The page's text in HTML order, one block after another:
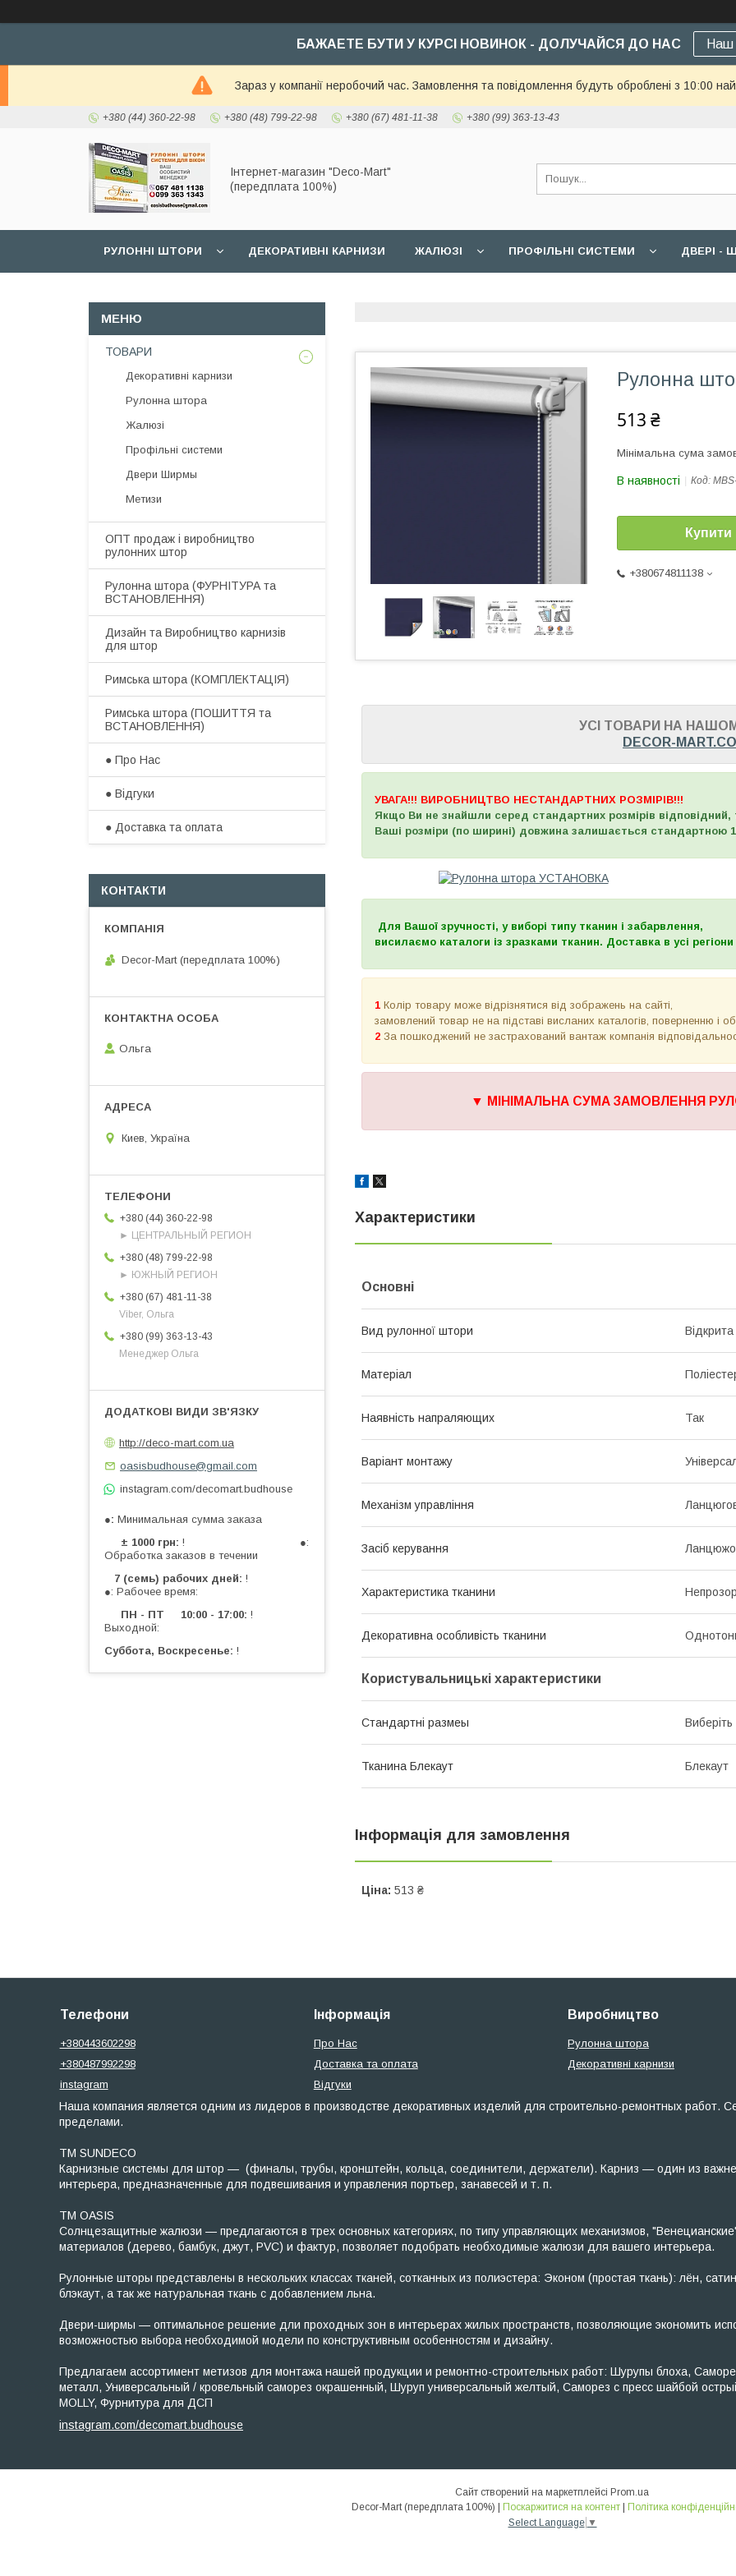
БАЖАЕТЕ БУТИ У КУРСІ НОВИНОК - ДОЛУЧАЙСЯ ДО НАС Наш
Зараз у компанії неробочий час. Замовлення та повідомлення будуть оброблені з 10:00
+380 (44) 360-22-98 +380 (48) 799-22-98 +380 (67) 481-11-38 +380 (99) 363-13-43
Інтернет-магазин "Deco-Mart"
(передплата 100%)
РУЛОННІ ШТОРИ ДЕКОРАТИВНІ КАРНИЗИ ЖАЛЮЗІ ПРОФІЛЬНІ СИСТЕМИ ДВЕРІ -
Рулонна
513 ₴
Мінімальна сума
В наявності Код:
Купити
+380674811138
УСІ ТОВАРИ НА
DECOR-
УВАГА!!! ВИРОБНИЦТВО НЕСТАНДАРТНИХ РОЗМІРІВ!!!
Якщо Ви не знайшли серед стандартних розмірів
Ваші розміри (по ширині) довжина залишається стандартною
Для Вашої зручності, у виборі типу тканин і забарвлення,
висилаємо каталоги із зразками тканин. Доставка в усі регіони
1 Колір товару може відрізнятися від зображень на сайті,
замовлений товар не на підставі висланих каталогів, поверненню і
2 За пошкоджений не застрахований вантаж компанія
▼ МІНІМАЛЬНА СУМА ЗАМОВЛЕННЯ
Характеристики
Основні
Вид рулонної штори Відкрита
Матеріал
Наявність напраляющих Так
Варіант монтажу
Механізм управління
Засіб керування
Характеристика тканини
Декоративна особливість тканини
Користувальницькі характеристики
Стандартні размеы Виберіть
Тканина Блекаут Блекаут
Інформація для замовлення
Ціна: 513 ₴
ТОВАРИ
Декоративні карнизи
Рулонна штора
Жалюзі
Профільні системи
Двери Ширмы
Метизи
ОПТ продаж і виробництво
рулонних штор
​Рулонна штора (ФУРНІТУРА та
ВСТАНОВЛЕННЯ)
Дизайн та Виробництво карнизів
для штор
​Римська штора (КОМПЛЕКТАЦІЯ)
Римська штора (ПОШИТТЯ та
ВСТАНОВЛЕННЯ)
● Про Нас
● Відгуки
● Доставка та оплата​
КОНТАКТИ
Decor-Mart (передплата 100%)
Ольга
Киев, Україна
+380 (44) 360-22-98
► ЦЕНТРАЛЬНЫЙ РЕГИОН
+380 (48) 799-22-98
► ЮЖНЫЙ РЕГИОН
+380 (67) 481-11-38
Viber, Ольга
+380 (99) 363-13-43
Менеджер Ольга
http://deco-mart.com.ua
oasisbudhouse@gmail.com
instagram.com/decomart.budhouse
● Минимальная сумма заказа
± 1000 грн ! ●:
Обработка заказов в течении
7 (семь) рабочих дней !
●: Рабочее время:
ПН - ПТ 10:00 - 17:00 !
Выходной:
Суббота, Воскресенье !
Телефони
+380443602298
+380487992298
instagram
Інформація
Про Нас
Доставка та оплата
Відгуки
Виробництво
Рулонна штора
Декоративні карнизи
Наша компания является одним из лидеров в производстве декоративных изделий для строительно-ремонтных работ.
пределами.
ТМ SUNDECO
Карнизные системы для штор — (финалы, трубы, кронштейн, кольца, соединители, держатели). Карниз — один из
интерьера, предназначенные для подвешивания и управления портьер, занавесей и т. п.
TM OASIS
Солнцезащитные жалюзи — предлагаются в трех основных категориях, по типу управляющих механизмов,
материалов (дерево, бамбук, джут, PVC) и фактур, позволяет подобрать необходимые жалюзи для вашего интерьера.
Рулонные шторы представлены в нескольких классах тканей, сотканных из полиэстера: Эконом (простая ткань): лён,
блэкаут, а так же натуральная ткань с добавлением льна.
Двери-ширмы — оптимальное решение дли проходных зон в интерьерах жилых пространств, позволяющие экономить
возможностью выбора необходимой модели по конструктивным особенностям и дизайну.
Предлагаем ассортимент метизов для монтажа нашей продукции и ремонтно-строительных работ: Шурупы блоха,
металл, Универсальный / кровельный саморез окрашенный, Шуруп универсальный желтый, Саморез с пресс шайбой
MOLLY, Фурнитура для ДСП
instagram.com/decomart.budhouse
Сайт створений на маркетплейсі Prom.ua
Поскаржитися на контент
Політика
Select Language ▼